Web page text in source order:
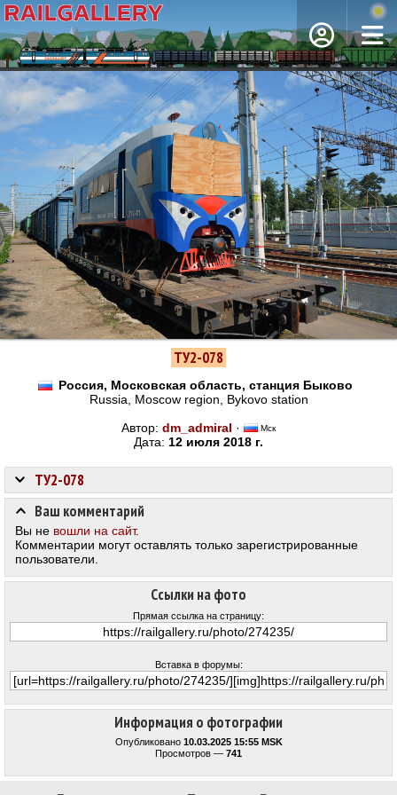
ТУ2-078
Россия, Московская область, станция Быково
Russia, Moscow region, Bykovo station
Автор: dm_admiral · Мск
Дата: 12 июля 2018 г.
Информация о фотографии
Опубликовано 10.03.2025 15:55 MSK
Просмотров — 741
Ссылки на фото
Прямая ссылка на страницу:
Вставка в форумы:
ТУ2-078
Ваш комментарий
Вы не вошли на сайт.
Комментарии могут оставлять только зарегистрированные
пользователи.